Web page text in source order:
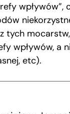
wpływów”,
tych
wpływów, a
etc).